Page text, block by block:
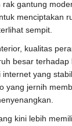
rak gantung
menciptakan
sempit.
kualitas
besar terhadap
internet yang
yang jernih
kini lebih